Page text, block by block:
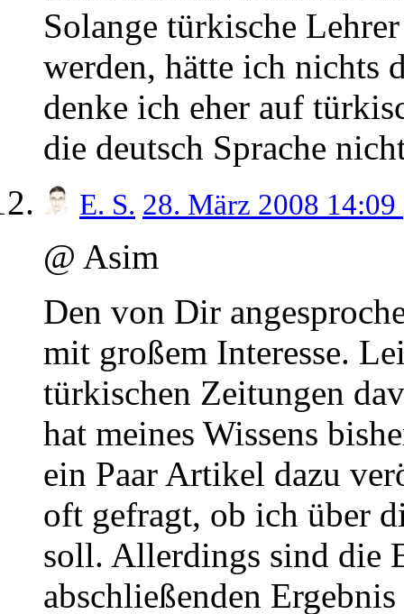
Solange türkische
werden, hätte ich nichts
denke ich eher auf
die deutsch Sprache
E. S. 28. März 2008 14:09
@ Asim
Den von Dir
mit großem Interesse.
türkischen Zeitungen
hat meines Wissens
ein Paar Artikel dazu
oft gefragt, ob ich über
soll. Allerdings sind die
abschließenden